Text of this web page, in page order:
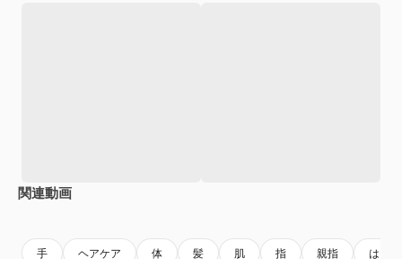
関連動画
手 ヘアケア 体 髪 肌 指 親指 はさみ